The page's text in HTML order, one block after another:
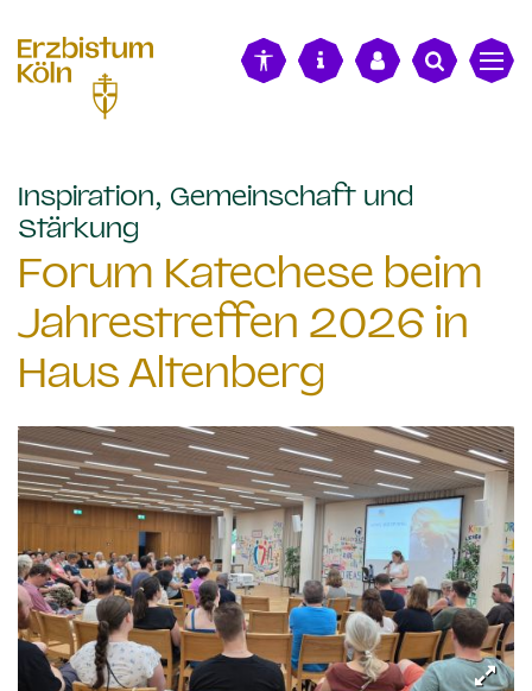
Inspiration, Gemeinschaft und
Stärkung
Forum Katechese beim
Jahrestreffen 2026 in
Haus Altenberg